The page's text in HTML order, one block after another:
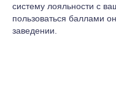
систему лояльности с
пользоваться баллами
заведении.